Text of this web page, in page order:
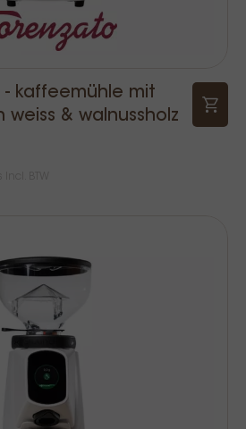
- kaffeemühle mit
& walnussholz